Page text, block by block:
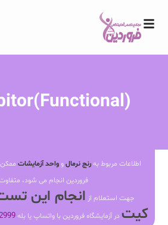
اطلاعات مربوط بهرنج نرمالو واحد آزمایشات ممکن
فروردین انجام می شود،
جهت استعلام از انجام این
کیت در آزمایشگاه فروردین با واتساپ یا بله